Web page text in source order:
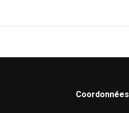
Coordonnées